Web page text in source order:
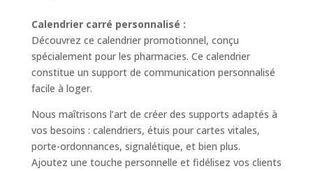
Calendrier carré personnalisé :
Découvrez ce calendrier promotionnel, conçu
spécialement pour les pharmacies. Ce calendrier
constitue un support de communication personnalisé
facile à loger.
Nous maîtrisons l’art de créer des supports adaptés à
vos besoins : calendriers, étuis pour cartes vitales,
porte-ordonnances, signalétique, et bien plus.
Ajoutez une touche personnelle et fidélisez vos clients